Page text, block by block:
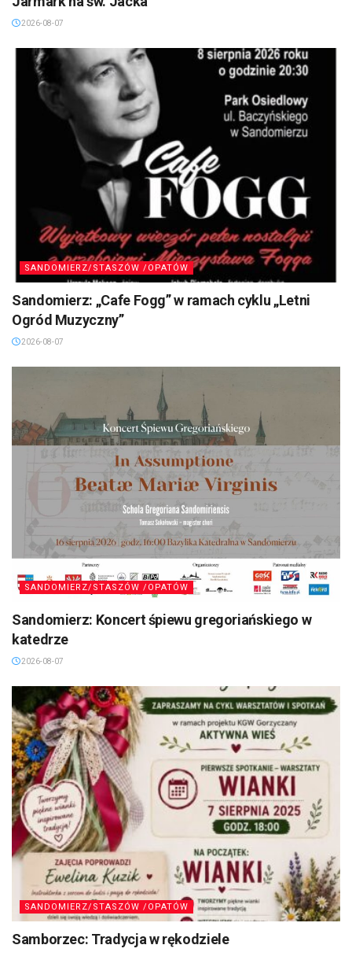
2026-08-07
SANDOMIERZ/STASZÓW /OPATÓW
Sandomierz: „Cafe Fogg” w ramach cyklu „Letni
Ogród Muzyczny”
2026-08-07
SANDOMIERZ/STASZÓW /OPATÓW
Sandomierz: Koncert śpiewu gregoriańskiego w
katedrze
2026-08-07
SANDOMIERZ/STASZÓW /OPATÓW
Samborzec: Tradycja w rękodziele